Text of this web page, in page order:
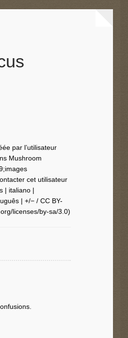
par l’utilisateur
Mushroom
cet utilisateur
| italiano |
| +/− / CC BY-
licenses/by-sa/3.0)